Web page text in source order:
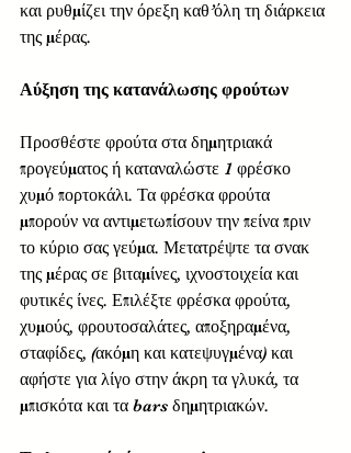
και ρυθμίζει την όρεξη καθ’όλη τη διάρκεια
της μέρας.
Αύξηση της κατανάλωσης φρούτων
Προσθέστε φρούτα στα δημητριακά
προγεύματος ή καταναλώστε 1 φρέσκο
χυμό πορτοκάλι. Τα φρέσκα φρούτα
μπορούν να αντιμετωπίσουν την πείνα πριν
το κύριο σας γεύμα. Μετατρέψτε τα σνακ
της μέρας σε βιταμίνες, ιχνοστοιχεία και
φυτικές ίνες. Επιλέξτε φρέσκα φρούτα,
χυμούς, φρουτοσαλάτες, αποξηραμένα,
σταφίδες, (ακόμη και κατεψυγμένα) και
αφήστε για λίγο στην άκρη τα γλυκά, τα
μπισκότα και τα bars δημητριακών.